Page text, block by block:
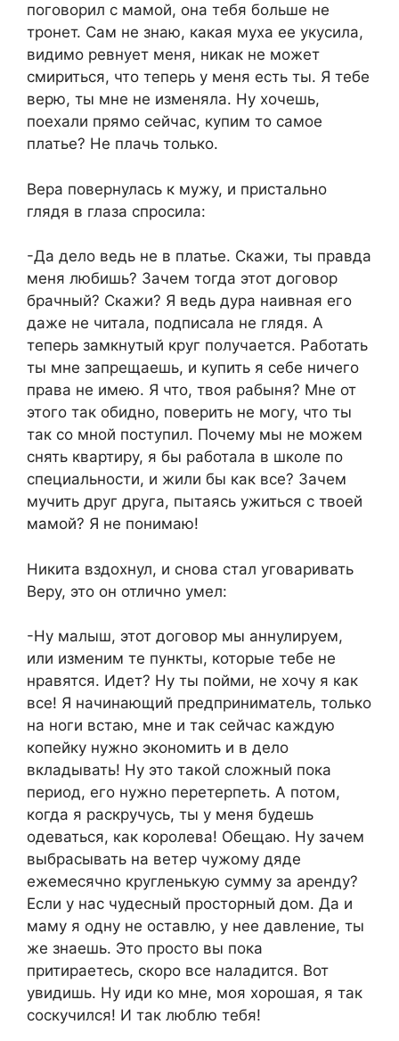
поговорил с мамой, она тебя больше не
тронет. Сам не знаю, какая муха ее укусила,
видимо ревнует меня, никак не может
смириться, что теперь у меня есть ты. Я тебе
верю, ты мне не изменяла. Ну хочешь,
поехали прямо сейчас, купим то самое
платье? Не плачь только.
Вера повернулась к мужу, и пристально
глядя в глаза спросила:
-Да дело ведь не в платье. Скажи, ты правда
меня любишь? Зачем тогда этот договор
брачный? Скажи? Я ведь дура наивная его
даже не читала, подписала не глядя. А
теперь замкнутый круг получается. Работать
ты мне запрещаешь, и купить я себе ничего
права не имею. Я что, твоя рабыня? Мне от
этого так обидно, поверить не могу, что ты
так со мной поступил. Почему мы не можем
снять квартиру, я бы работала в школе по
специальности, и жили бы как все? Зачем
мучить друг друга, пытаясь ужиться с твоей
мамой? Я не понимаю!
Никита вздохнул, и снова стал уговаривать
Веру, это он отлично умел:
-Ну малыш, этот договор мы аннулируем,
или изменим те пункты, которые тебе не
нравятся. Идет? Ну ты пойми, не хочу я как
все! Я начинающий предприниматель, только
на ноги встаю, мне и так сейчас каждую
копейку нужно экономить и в дело
вкладывать! Ну это такой сложный пока
период, его нужно перетерпеть. А потом,
когда я раскручусь, ты у меня будешь
одеваться, как королева! Обещаю. Ну зачем
выбрасывать на ветер чужому дяде
ежемесячно кругленькую сумму за аренду?
Если у нас чудесный просторный дом. Да и
маму я одну не оставлю, у нее давление, ты
же знаешь. Это просто вы пока
притираетесь, скоро все наладится. Вот
увидишь. Ну иди ко мне, моя хорошая, я так
соскучился! И так люблю тебя!